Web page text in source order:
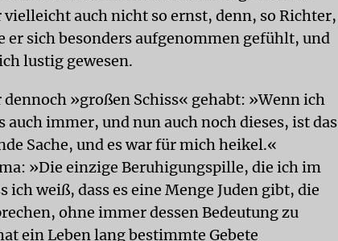
auch nicht so ernst, denn, so Richter,
er sich besonders aufgenommen gefühlt, und
lustig gewesen.
»großen Schiss« gehabt: »Wenn ich
auch immer, und nun auch noch dieses, ist das
Sache, und es war für mich heikel.«
»Die einzige Beruhigungspille, die ich im
ich weiß, dass es eine Menge Juden gibt, die
ohne immer dessen Bedeutung zu
ein Leben lang bestimmte Gebete